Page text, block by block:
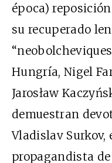
época)
su recuperado
Hungría, Nigel
Jarosław
demuestran
Vladislav
propagandista